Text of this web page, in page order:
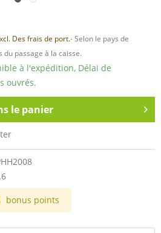
Des frais de port.- Selon le pays de
du passage à la caisse.
à l'expédition, Délai de
ouvrés.
le panier
bonus points